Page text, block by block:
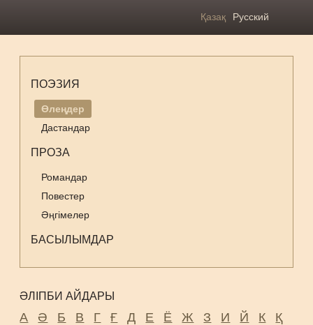
Қазақ Русский
ПОЭЗИЯ
Өлеңдер
Дастандар
ПРОЗА
Романдар
Повестер
Әңгімелер
БАСЫЛЫМДАР
ӘЛІПБИ АЙДАРЫ
А Ә Б В Г Ғ Д Е Ё Ж З И Й К
Қ